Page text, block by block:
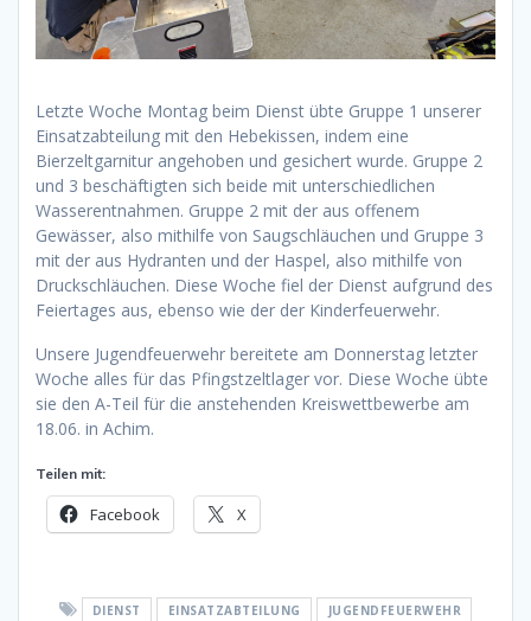
Letzte Woche Montag beim Dienst übte Gruppe 1 unserer
Einsatzabteilung mit den Hebekissen, indem eine
Bierzeltgarnitur angehoben und gesichert wurde. Gruppe 2
und 3 beschäftigten sich beide mit unterschiedlichen
Wasserentnahmen. Gruppe 2 mit der aus offenem
Gewässer, also mithilfe von Saugschläuchen und Gruppe 3
mit der aus Hydranten und der Haspel, also mithilfe von
Druckschläuchen. Diese Woche fiel der Dienst aufgrund des
Feiertages aus, ebenso wie der der Kinderfeuerwehr.
Unsere Jugendfeuerwehr bereitete am Donnerstag letzter
Woche alles für das Pfingstzeltlager vor. Diese Woche übte
sie den A-Teil für die anstehenden Kreiswettbewerbe am
18.06. in Achim.
Teilen mit:
Facebook X
DIENST EINSATZABTEILUNG
JUGENDFEUERWEHR